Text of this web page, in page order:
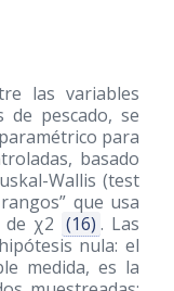
las variables
de pescado, se
para
basado
Wallis (test
que usa
χ2 (16) . Las
hipótesis nula: el
medida, es la